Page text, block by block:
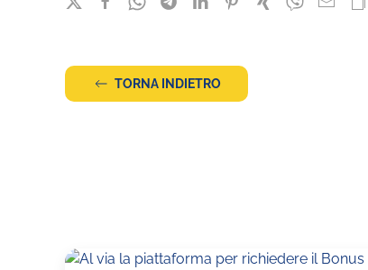
TORNA INDIETRO